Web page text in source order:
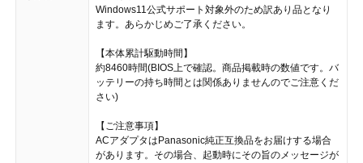
Windows11公式サポート対象外のため訳あり品となり
ます。あらかじめご了承ください。
【本体累計駆動時間】
約8460時間(BIOS上で確認。商品掲載時の数値です。バ
ッテリーの持ち時間とは関係ありませんのでご注意くだ
さい)
【ご注意事項】
ACアダプタはPanasonic純正互換品をお届けする場合
があります。その場合、起動時にその旨のメッセージが